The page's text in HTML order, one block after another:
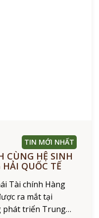
TIN MỚI NHẤT
CÙNG HỆ SINH
QUỐC TẾ
Tài chính Hàng
ra mắt tại
phát triển Trung